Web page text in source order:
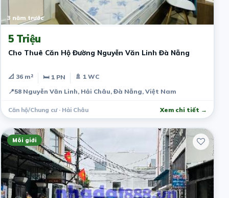
3 năm trước
5 Triệu
Cho Thuê Căn Hộ Đường Nguyễn Văn Linh Đà Nẵng
📐 36 m² 🛏 1 PN
🚿 1 WC
📍58 Nguyễn Văn Linh, Hải Châu, Đà Nẵng, Việt Nam
Căn hộ/Chung cư · Hải Châu Xem chi tiết →
Môi giới